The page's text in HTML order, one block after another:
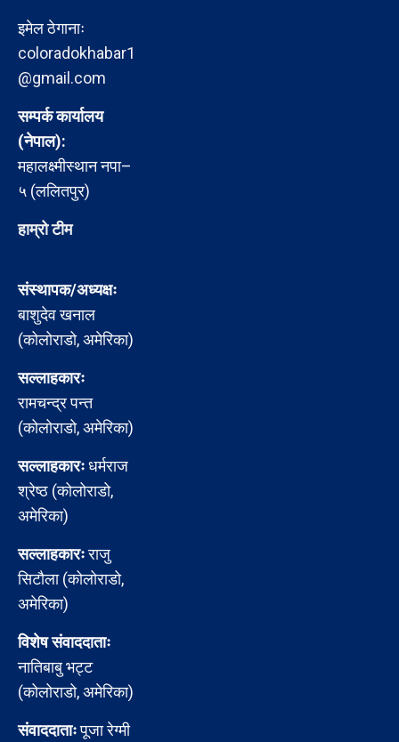
इमेल ठेगानाः
coloradokhabar1
@gmail.com
सम्पर्क कार्यालय
(नेपाल):
महालक्ष्मीस्थान नपा–
५ (ललितपुर)
हाम्रो टीम
संस्थापक/अध्यक्षः
बाशुदेव खनाल
(कोलोराडो, अमेरिका)
सल्लाहकारः
रामचन्द्र पन्त
(कोलोराडो, अमेरिका)
सल्लाहकारःधर्मराज
श्रेष्ठ (कोलोराडो,
अमेरिका)
सल्लाहकारःराजु
सिटौला (कोलोराडो,
अमेरिका)
विशेष संवाददाताः
नातिबाबु भट्ट
(कोलोराडो, अमेरिका)
संवाददाताःपूजा रेग्मी